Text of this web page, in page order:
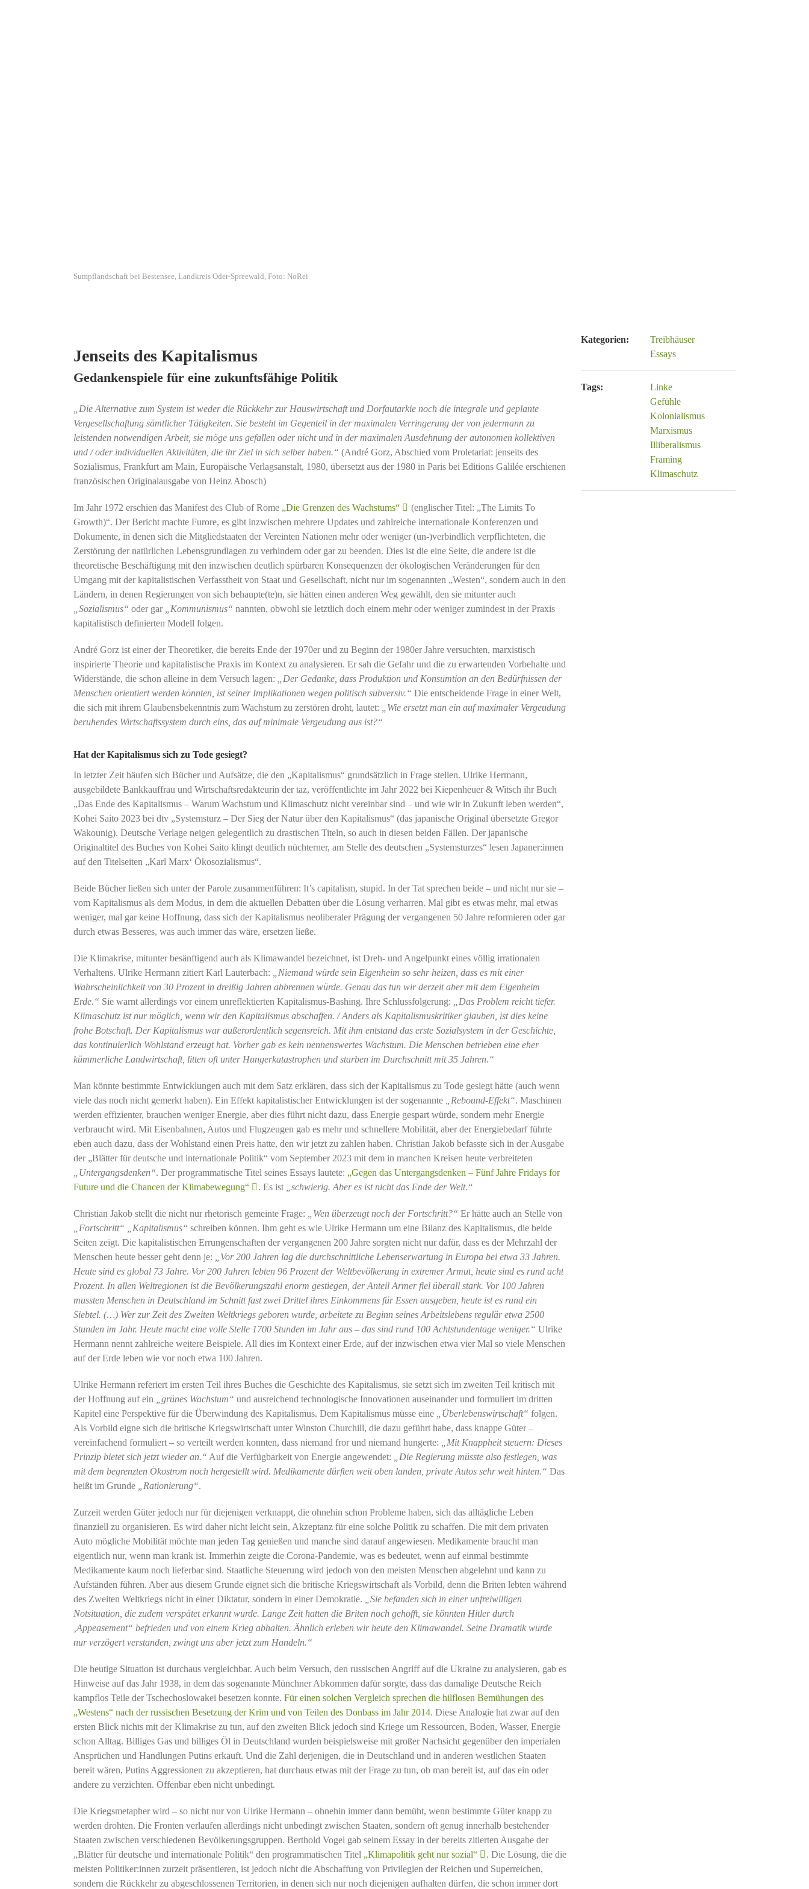
Sumpflandschaft bei Bestensee, Landkreis Oder-Spreewald, Foto: NoRei
Jenseits des Kapitalismus
Gedankenspiele für eine zukunftsfähige Politik
„Die Alternative zum System ist weder die Rückkehr zur Hauswirtschaft und Dorfautarkie noch die integrale und geplante
Vergesellschaftung sämtlicher Tätigkeiten. Sie besteht im Gegenteil in der maximalen Verringerung der von jedermann zu
leistenden notwendigen Arbeit, sie möge uns gefallen oder nicht und in der maximalen Ausdehnung der autonomen kollektiven
und / oder individuellen Aktivitäten, die ihr Ziel in sich selber haben.“ (André Gorz, Abschied vom Proletariat: jenseits des
Sozialismus, Frankfurt am Main, Europäische Verlagsanstalt, 1980, übersetzt aus der 1980 in Paris bei Editions Galilée erschienen
französischen Originalausgabe von Heinz Abosch)
Im Jahr 1972 erschien das Manifest des Club of Rome „Die Grenzen des Wachstums“
(englischer Titel: „The Limits To
Growth)“. Der Bericht machte Furore, es gibt inzwischen mehrere Updates und zahlreiche internationale Konferenzen und
Dokumente, in denen sich die Mitgliedstaaten der Vereinten Nationen mehr oder weniger (un-)verbindlich verpflichteten, die
Zerstörung der natürlichen Lebensgrundlagen zu verhindern oder gar zu beenden. Dies ist die eine Seite, die andere ist die
theoretische Beschäftigung mit den inzwischen deutlich spürbaren Konsequenzen der ökologischen Veränderungen für den
Umgang mit der kapitalistischen Verfasstheit von Staat und Gesellschaft, nicht nur im sogenannten „Westen“, sondern auch in den
Ländern, in denen Regierungen von sich behaupte(te)n, sie hätten einen anderen Weg gewählt, den sie mitunter auch
„Sozialismus“ oder gar „Kommunismus“ nannten, obwohl sie letztlich doch einem mehr oder weniger zumindest in der Praxis
kapitalistisch definierten Modell folgen.
André Gorz ist einer der Theoretiker, die bereits Ende der 1970er und zu Beginn der 1980er Jahre versuchten, marxistisch
inspirierte Theorie und kapitalistische Praxis im Kontext zu analysieren. Er sah die Gefahr und die zu erwartenden Vorbehalte und
Widerstände, die schon alleine in dem Versuch lagen:
„Der Gedanke, dass Produktion und Konsumtion an den Bedürfnissen der
Menschen orientiert werden könnten, ist seiner Implikationen wegen politisch subversiv.“ Die entscheidende Frage in einer Welt,
die sich mit ihrem Glaubensbekenntnis zum Wachstum zu zerstören droht, lautet:
„Wie ersetzt man ein auf maximaler Vergeudung
beruhendes Wirtschaftssystem durch eins, das auf minimale Vergeudung aus ist?“
Hat der Kapitalismus sich zu Tode gesiegt?
In letzter Zeit häufen sich Bücher und Aufsätze, die den „Kapitalismus“ grundsätzlich in Frage stellen. Ulrike Hermann,
ausgebildete Bankkauffrau und Wirtschaftsredakteurin der taz, veröffentlichte im Jahr 2022 bei Kiepenheuer & Witsch ihr Buch
„Das Ende des Kapitalismus – Warum Wachstum und Klimaschutz nicht vereinbar sind – und wie wir in Zukunft leben werden“,
Kohei Saito 2023 bei dtv „Systemsturz – Der Sieg der Natur über den Kapitalismus“ (das japanische Original übersetzte Gregor
Wakounig). Deutsche Verlage neigen gelegentlich zu drastischen Titeln, so auch in diesen beiden Fällen. Der japanische
Originaltitel des Buches von Kohei Saito klingt deutlich nüchterner, am Stelle des deutschen „Systemsturzes“ lesen Japaner:innen
auf den Titelseiten „Karl Marx‘ Ökosozialismus“.
Beide Bücher ließen sich unter der Parole zusammenführen: It’s capitalism, stupid. In der Tat sprechen beide – und nicht nur sie –
vom Kapitalismus als dem Modus, in dem die aktuellen Debatten über die Lösung verharren. Mal gibt es etwas mehr, mal etwas
weniger, mal gar keine Hoffnung, dass sich der Kapitalismus neoliberaler Prägung der vergangenen 50 Jahre reformieren oder gar
durch etwas Besseres, was auch immer das wäre, ersetzen ließe.
Die Klimakrise, mitunter besänftigend auch als Klimawandel bezeichnet, ist Dreh- und Angelpunkt eines völlig irrationalen
Verhaltens. Ulrike Hermann zitiert Karl Lauterbach:
„Niemand würde sein Eigenheim so sehr heizen, dass es mit einer
Wahrscheinlichkeit von 30 Prozent in dreißig Jahren abbrennen würde. Genau das tun wir derzeit aber mit dem Eigenheim
Erde.“ Sie warnt allerdings vor einem unreflektierten Kapitalismus-Bashing. Ihre Schlussfolgerung:
„Das Problem reicht tiefer.
Klimaschutz ist nur möglich, wenn wir den Kapitalismus abschaffen. / Anders als Kapitalismuskritiker glauben, ist dies keine
frohe Botschaft. Der Kapitalismus war außerordentlich segensreich. Mit ihm entstand das erste Sozialsystem in der Geschichte,
das kontinuierlich Wohlstand erzeugt hat. Vorher gab es kein nennenswertes Wachstum. Die Menschen betrieben eine eher
kümmerliche Landwirtschaft, litten oft unter Hungerkatastrophen und starben im Durchschnitt mit 35 Jahren.“
Man könnte bestimmte Entwicklungen auch mit dem Satz erklären, dass sich der Kapitalismus zu Tode gesiegt hätte (auch wenn
viele das noch nicht gemerkt haben). Ein Effekt kapitalistischer Entwicklungen ist der sogenannte
„Rebound-Effekt“. Maschinen
werden effizienter, brauchen weniger Energie, aber dies führt nicht dazu, dass Energie gespart würde, sondern mehr Energie
verbraucht wird. Mit Eisenbahnen, Autos und Flugzeugen gab es mehr und schnellere Mobilität, aber der Energiebedarf führte
eben auch dazu, dass der Wohlstand einen Preis hatte, den wir jetzt zu zahlen haben. Christian Jakob befasste sich in der Ausgabe
der „Blätter für deutsche und internationale Politik“ vom September 2023 mit dem in manchen Kreisen heute verbreiteten
„Untergangsdenken“. Der programmatische Titel seines Essays lautete: „Gegen das Untergangsdenken – Fünf Jahre Fridays for
Future und die Chancen der Klimabewegung“
. Es ist „schwierig. Aber es ist nicht das Ende der Welt.“
Christian Jakob stellt die nicht nur rhetorisch gemeinte Frage: „Wen überzeugt noch der Fortschritt?“ Er hätte auch an Stelle von
„Fortschritt“
„Kapitalismus“ schreiben können. Ihm geht es wie Ulrike Hermann um eine Bilanz des Kapitalismus, die beide
Seiten zeigt. Die kapitalistischen Errungenschaften der vergangenen 200 Jahre sorgten nicht nur dafür, dass es der Mehrzahl der
Menschen heute besser geht denn je:
„Vor 200 Jahren lag die durchschnittliche Lebenserwartung in Europa bei etwa 33 Jahren.
Heute sind es global 73 Jahre. Vor 200 Jahren lebten 96 Prozent der Weltbevölkerung in extremer Armut, heute sind es rund acht
Prozent. In allen Weltregionen ist die Bevölkerungszahl enorm gestiegen, der Anteil Armer fiel überall stark. Vor 100 Jahren
mussten Menschen in Deutschland im Schnitt fast zwei Drittel ihres Einkommens für Essen ausgeben, heute ist es rund ein
Siebtel. (…) Wer zur Zeit des Zweiten Weltkriegs geboren wurde, arbeitete zu Beginn seines Arbeitslebens regulär etwa 2500
Stunden im Jahr. Heute macht eine volle Stelle 1700 Stunden im Jahr aus – das sind rund 100 Achtstundentage weniger.“ Ulrike
Hermann nennt zahlreiche weitere Beispiele. All dies im Kontext einer Erde, auf der inzwischen etwa vier Mal so viele Menschen
auf der Erde leben wie vor noch etwa 100 Jahren.
Ulrike Hermann referiert im ersten Teil ihres Buches die Geschichte des Kapitalismus, sie setzt sich im zweiten Teil kritisch mit
der Hoffnung auf ein
„grünes Wachstum“ und ausreichend technologische Innovationen auseinander und formuliert im dritten
Kapitel eine Perspektive für die Überwindung des Kapitalismus. Dem Kapitalismus müsse eine
„Überlebenswirtschaft“ folgen.
Als Vorbild eigne sich die britische Kriegswirtschaft unter Winston Churchill, die dazu geführt habe, dass knappe Güter –
vereinfachend formuliert – so verteilt werden konnten, dass niemand fror und niemand hungerte:
„Mit Knappheit steuern: Dieses
Prinzip bietet sich jetzt wieder an.“ Auf die Verfügbarkeit von Energie angewendet:
„Die Regierung müsste also festlegen, was
mit dem begrenzten Ökostrom noch hergestellt wird. Medikamente dürften weit oben landen, private Autos sehr weit hinten.“ Das
heißt im Grunde
„Rationierung“.
Zurzeit werden Güter jedoch nur für diejenigen verknappt, die ohnehin schon Probleme haben, sich das alltägliche Leben
finanziell zu organisieren. Es wird daher nicht leicht sein, Akzeptanz für eine solche Politik zu schaffen. Die mit dem privaten
Auto mögliche Mobilität möchte man jeden Tag genießen und manche sind darauf angewiesen. Medikamente braucht man
eigentlich nur, wenn man krank ist. Immerhin zeigte die Corona-Pandemie, was es bedeutet, wenn auf einmal bestimmte
Medikamente kaum noch lieferbar sind. Staatliche Steuerung wird jedoch von den meisten Menschen abgelehnt und kann zu
Aufständen führen. Aber aus diesem Grunde eignet sich die britische Kriegswirtschaft als Vorbild, denn die Briten lebten während
des Zweiten Weltkriegs nicht in einer Diktatur, sondern in einer Demokratie.
„Sie befanden sich in einer unfreiwilligen
Notsituation, die zudem verspätet erkannt wurde. Lange Zeit hatten die Briten noch gehofft, sie könnten Hitler durch
‚Appeasement“ befrieden und von einem Krieg abhalten. Ähnlich erleben wir heute den Klimawandel. Seine Dramatik wurde
nur verzögert verstanden, zwingt uns aber jetzt zum Handeln.“
Die heutige Situation ist durchaus vergleichbar. Auch beim Versuch, den russischen Angriff auf die Ukraine zu analysieren, gab es
Hinweise auf das Jahr 1938, in dem das sogenannte Münchner Abkommen dafür sorgte, dass das damalige Deutsche Reich
kampflos Teile der Tschechoslowakei besetzen konnte. Für einen solchen Vergleich sprechen die hilflosen Bemühungen des
„Westens“ nach der russischen Besetzung der Krim und von Teilen des Donbass im Jahr 2014. Diese Analogie hat zwar auf den
ersten Blick nichts mit der Klimakrise zu tun, auf den zweiten Blick jedoch sind Kriege um Ressourcen, Boden, Wasser, Energie
schon Alltag. Billiges Gas und billiges Öl in Deutschland wurden beispielsweise mit großer Nachsicht gegenüber den imperialen
Ansprüchen und Handlungen Putins erkauft. Und die Zahl derjenigen, die in Deutschland und in anderen westlichen Staaten
bereit wären, Putins Aggressionen zu akzeptieren, hat durchaus etwas mit der Frage zu tun, ob man bereit ist, auf das ein oder
andere zu verzichten. Offenbar eben nicht unbedingt.
Die Kriegsmetapher wird – so nicht nur von Ulrike Hermann – ohnehin immer dann bemüht, wenn bestimmte Güter knapp zu
werden drohten. Die Fronten verlaufen allerdings nicht unbedingt zwischen Staaten, sondern oft genug innerhalb bestehender
Staaten zwischen verschiedenen Bevölkerungsgruppen. Berthold Vogel gab seinem Essay in der bereits zitierten Ausgabe der
„Blätter für deutsche und internationale Politik“ den programmatischen Titel „Klimapolitik geht nur sozial“
. Die Lösung, die die
meisten Politiker:innen zurzeit präsentieren, ist jedoch nicht die Abschaffung von Privilegien der Reichen und Superreichen,
sondern die Rückkehr zu abgeschlossenen Territorien, in denen sich nur noch diejenigen aufhalten dürfen, die schon immer dort
Kategorien:
Treibhäuser
Essays
Tags:
Linke
Gefühle
Kolonialismus
Marxismus
Illiberalismus
Framing
Klimaschutz